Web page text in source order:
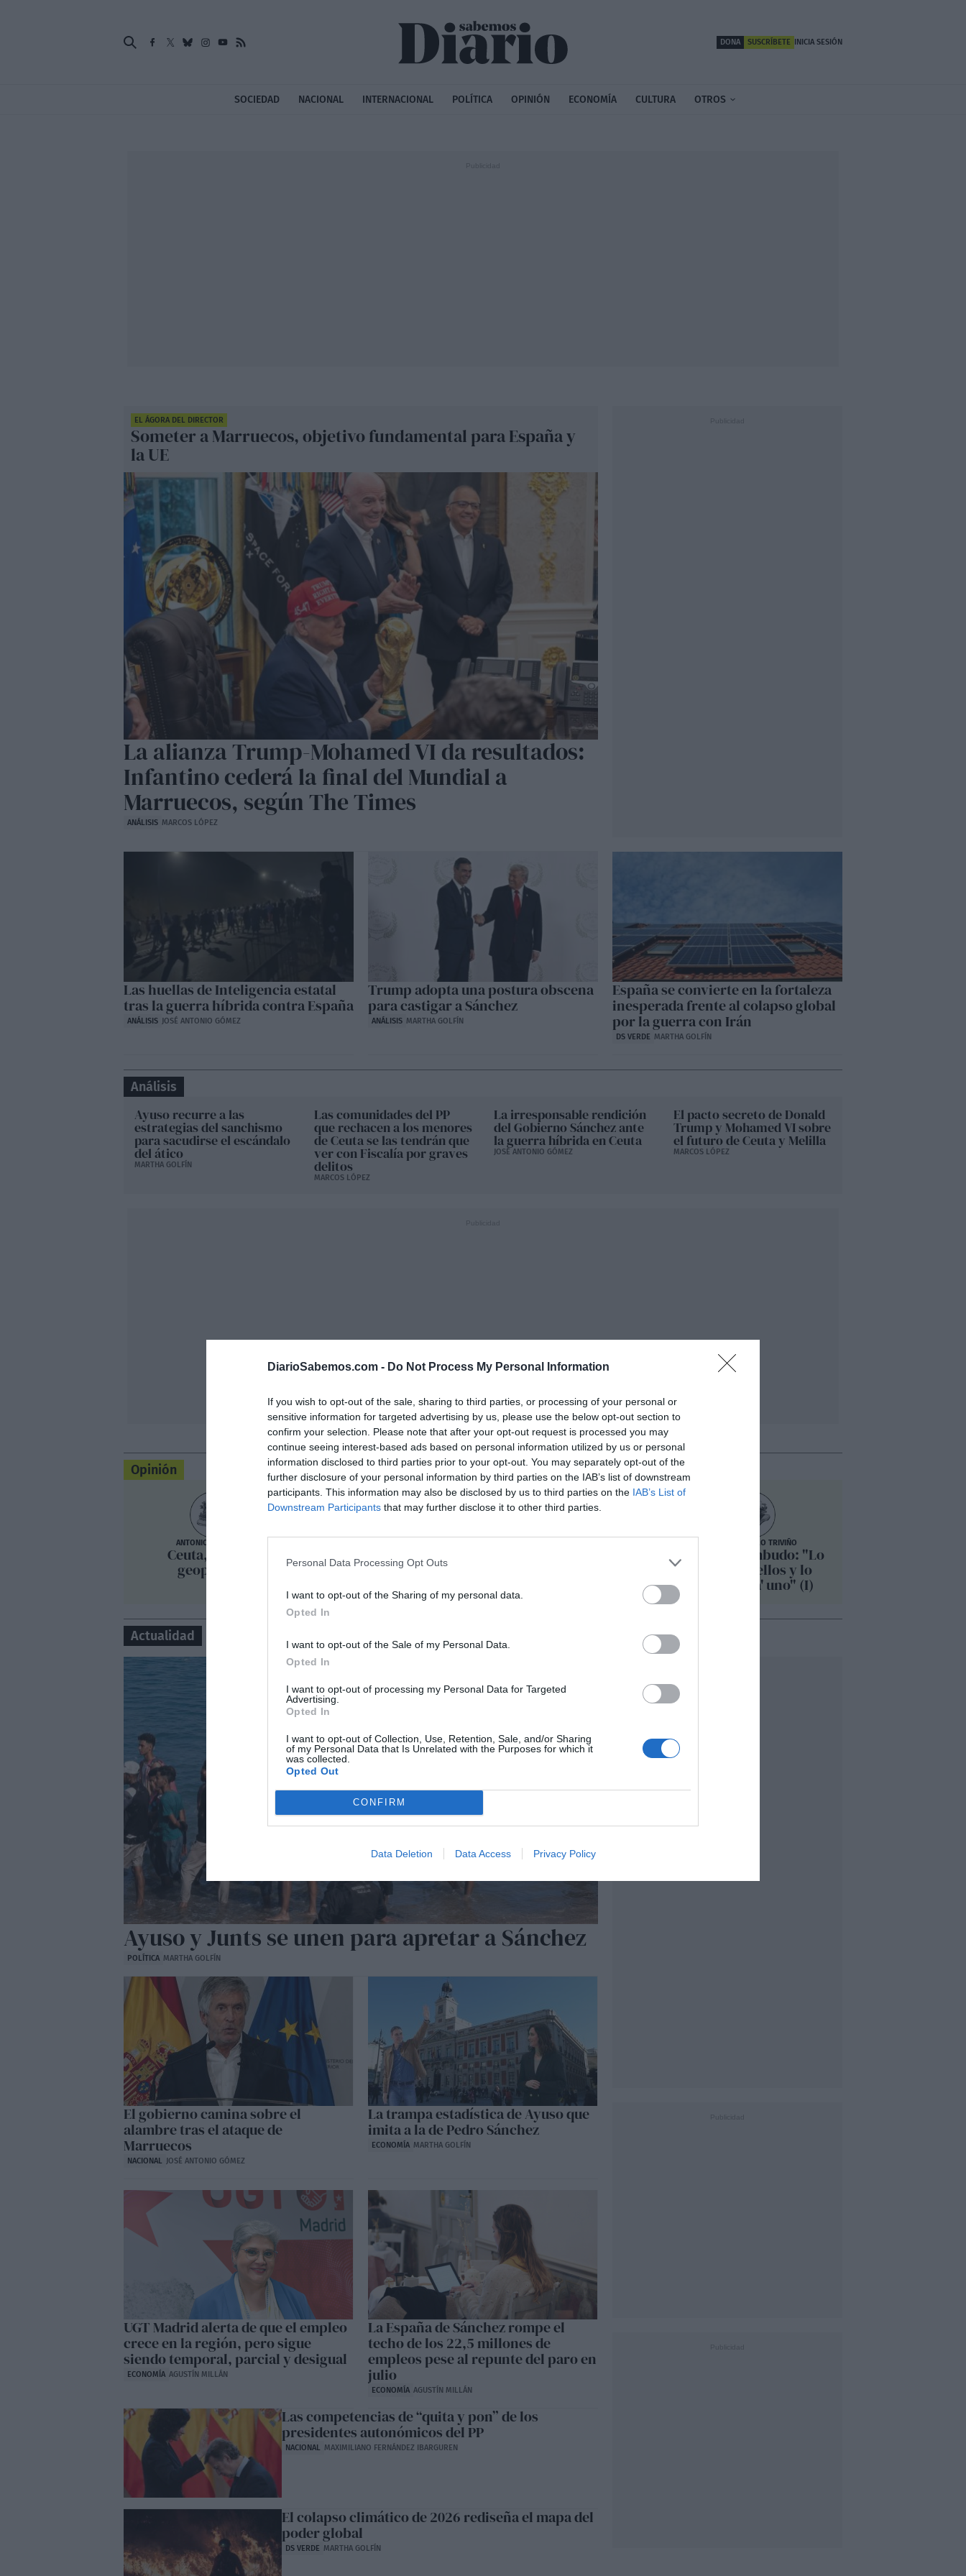
DiarioSabemos.com - Do Not Process My Personal Information
If you wish to opt-out of the sale, sharing to third parties, or processing of your personal or
sensitive information for targeted advertising by us, please use the below opt-out section to
confirm your selection. Please note that after your opt-out request is processed you may
continue seeing interest-based ads based on personal information utilized by us or personal
information disclosed to third parties prior to your opt-out. You may separately opt-out of the
further disclosure of your personal information by third parties on the IAB’s list of downstream
participants. This information may also be disclosed by us to third parties on the IAB’s List of
Downstream Participants that may further disclose it to other third parties.
Personal Data Processing Opt Outs
I want to opt-out of the Sharing of my personal data.
Opted In
I want to opt-out of the Sale of my Personal Data.
Opted In
I want to opt-out of processing my Personal Data for Targeted
Advertising.
Opted In
I want to opt-out of Collection, Use, Retention, Sale, and/or Sharing
of my Personal Data that Is Unrelated with the Purposes for which it
was collected.
Opted Out
CONFIRM
Data Deletion Data Access Privacy Policy
SOCIEDAD NACIONAL INTERNACIONAL POLÍTICA OPINIÓN ECONOMÍA CULTURA OTROS
DONA SUSCRÍBETE INICIA SESIÓN
EL ÁGORA DEL DIRECTOR
Someter a Marruecos, objetivo fundamental para España y
la UE
La alianza Trump-Mohamed VI da resultados:
Infantino cederá la final del Mundial a
Marruecos, según The Times
ANÁLISIS MARCOS LÓPEZ
Las huellas de Inteligencia estatal
tras la guerra híbrida contra España
ANÁLISIS JOSÉ ANTONIO GÓMEZ
Trump adopta una postura obscena
para castigar a Sánchez
ANÁLISIS MARTHA GOLFÍN
España se convierte en la fortaleza
inesperada frente al colapso global
por la guerra con Irán
DS VERDE MARTHA GOLFÍN
Análisis
Ayuso recurre a las
estrategias del sanchismo
para sacudirse el escándalo
del ático
MARTHA GOLFÍN
Las comunidades del PP
que rechacen a los menores
de Ceuta se las tendrán que
ver con Fiscalía por graves
delitos
MARCOS LÓPEZ
La irresponsable rendición
del Gobierno Sánchez ante
la guerra híbrida en Ceuta
JOSÉ ANTONIO GÓMEZ
El pacto secreto de Donald
Trump y Mohamed VI sobre
el futuro de Ceuta y Melilla
MARCOS LÓPEZ
Opinión
ANTONIO GUERRERO
Ceuta, víctima
geopolítica
España arde por los
cuatro costados
ÁNGEL MORILLO TRIVIÑO
La ley del embudo: "Lo
ancho pa' ellos y lo
angosto pa' uno" (I)
Actualidad
Ayuso y Junts se unen para apretar a Sánchez
POLÍTICA MARTHA GOLFÍN
El gobierno camina sobre el
alambre tras el ataque de
Marruecos
NACIONAL JOSÉ ANTONIO GÓMEZ
La trampa estadística de Ayuso que
imita a la de Pedro Sánchez
ECONOMÍA MARTHA GOLFÍN
UGT Madrid alerta de que el empleo
crece en la región, pero sigue
siendo temporal, parcial y desigual
ECONOMÍA AGUSTÍN MILLÁN
La España de Sánchez rompe el
techo de los 22,5 millones de
empleos pese al repunte del paro en
julio
ECONOMÍA AGUSTÍN MILLÁN
Las competencias de “quita y pon” de los
presidentes autonómicos del PP
NACIONAL MAXIMILIANO FERNÁNDEZ IBARGUREN
El colapso climático de 2026 rediseña el mapa del
poder global
DS VERDE MARTHA GOLFÍN